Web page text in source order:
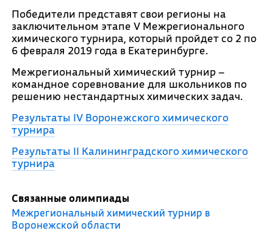
Победители представят свои регионы на
заключительном этапе V Межрегионального
химического турнира, который пройдет со 2 по
6 февраля 2019 года в Екатеринбурге.
Межрегиональный химический турнир –
командное соревнование для школьников по
решению нестандартных химических задач.
Результаты IV Воронежского химического
турнира
Результаты II Калининградского химического
турнира
Связанные олимпиады
Межрегиональный химический турнир в
Воронежской области